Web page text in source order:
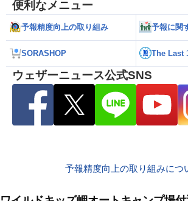
便利なメニュー
予報精度向上の取り組み 予報に関
SORASHOP The Last
ウェザーニュース公式SNS
予報精度向上の取り組みにつ